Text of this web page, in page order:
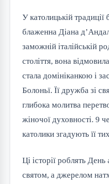
У католицькій
блаженна Діана
заможній італійській
століття, вона
стала домініканкою і
Болоньї. Її дружба зі
глибока молитва
жіночої духовності. 9
католики згадують її
Ці історії роблять
святом, а джерелом